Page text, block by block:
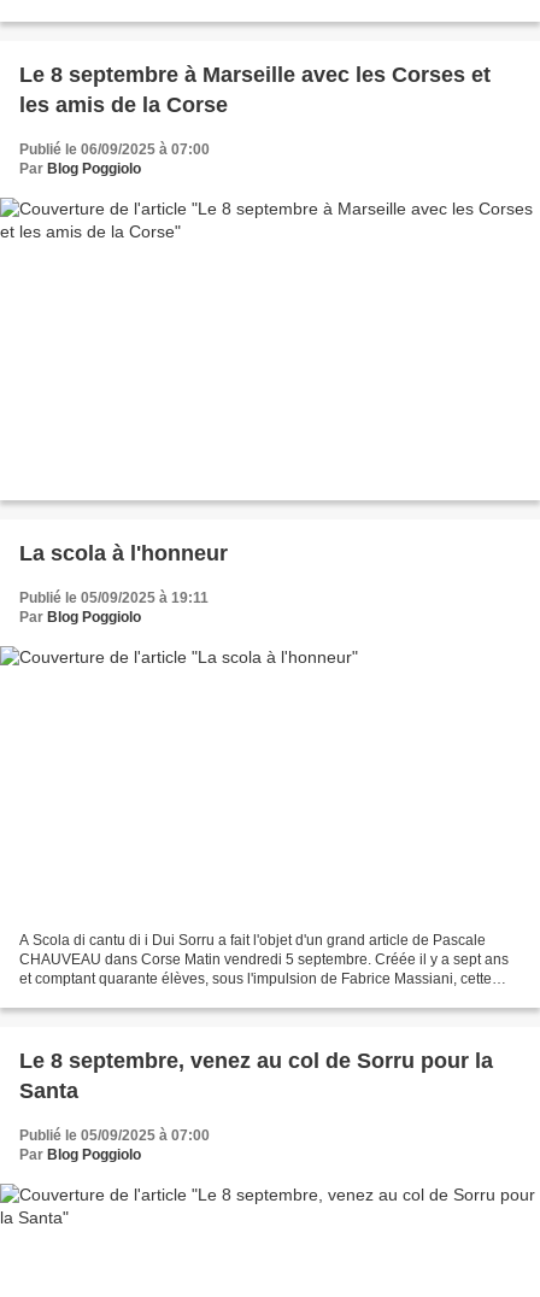
Le 8 septembre à Marseille avec les Corses et
les amis de la Corse
Publié le 06/09/2025 à 07:00
Par Blog Poggiolo
La scola à l'honneur
Publié le 05/09/2025 à 19:11
Par Blog Poggiolo
A Scola di cantu di i Dui Sorru a fait l'objet d'un grand article de Pascale
CHAUVEAU dans Corse Matin vendredi 5 septembre. Créée il y a sept ans
et comptant quarante élèves, sous l'impulsion de Fabrice Massiani, cette
Le 8 septembre, venez au col de Sorru pour la
Santa
Publié le 05/09/2025 à 07:00
Par Blog Poggiolo